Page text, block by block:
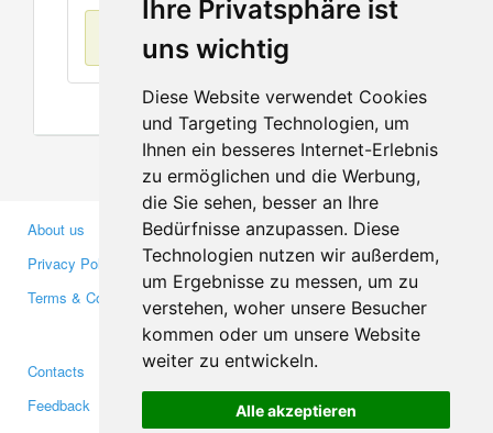
Ihre Privatsphäre ist
uns wichtig
Diese Website verwendet Cookies
und Targeting Technologien, um
Ihnen ein besseres Internet-Erlebnis
zu ermöglichen und die Werbung,
die Sie sehen, besser an Ihre
Bedürfnisse anzupassen. Diese
Technologien nutzen wir außerdem,
um Ergebnisse zu messen, um zu
verstehen, woher unsere Besucher
kommen oder um unsere Website
weiter zu entwickeln.
Alle akzeptieren
No items found
About us
Privacy Policy
Terms & Conditions
Business Partners
Investors
Media
Contacts
Feedback
Facebook
Twitter